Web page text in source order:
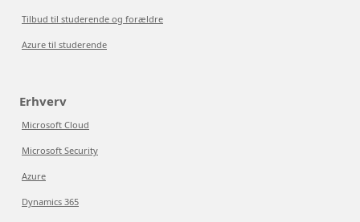
Tilbud til studerende og forældre
Azure til studerende
Erhverv
Microsoft Cloud
Microsoft Security
Azure
Dynamics 365